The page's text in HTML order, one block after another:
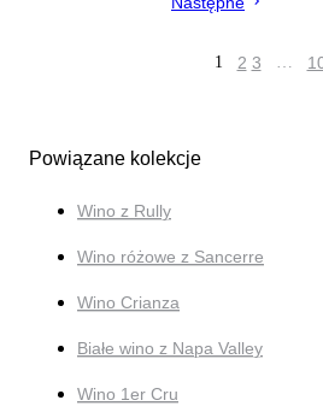
1 2 3 …
Powiązane kolekcje
Wino z Rully
Wino różowe z Sancerre
Wino Crianza
Białe wino z Napa Valley
Wino 1er Cru